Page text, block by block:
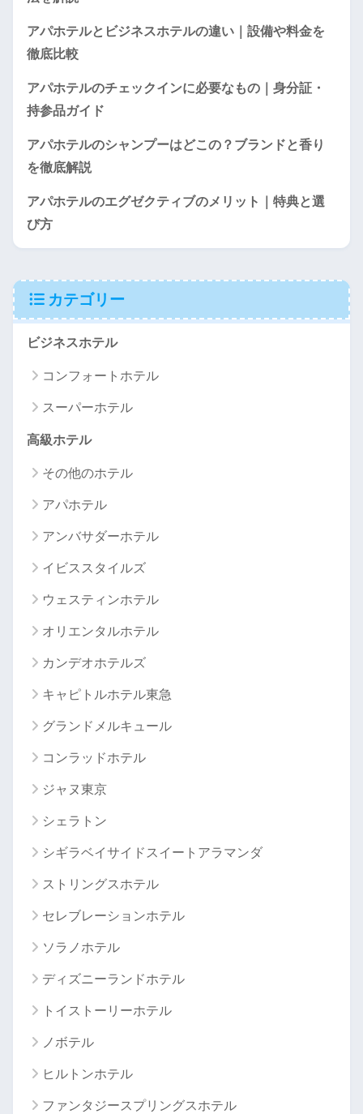
アパホテルとビジネスホテルの違い｜設備や料金を
徹底比較
アパホテルのチェックインに必要なもの｜身分証・
持参品ガイド
アパホテルのシャンプーはどこの？ブランドと香り
を徹底解説
アパホテルのエグゼクティブのメリット｜特典と選
び方
カテゴリー
ビジネスホテル
コンフォートホテル
スーパーホテル
高級ホテル
その他のホテル
アパホテル
アンバサダーホテル
イビススタイルズ
ウェスティンホテル
オリエンタルホテル
カンデオホテルズ
キャピトルホテル東急
グランドメルキュール
コンラッドホテル
ジャヌ東京
シェラトン
シギラベイサイドスイートアラマンダ
ストリングスホテル
セレブレーションホテル
ソラノホテル
ディズニーランドホテル
トイストーリーホテル
ノボテル
ヒルトンホテル
ファンタジースプリングスホテル